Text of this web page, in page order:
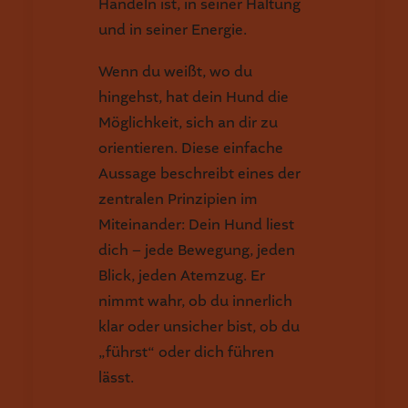
Handeln ist, in seiner Haltung
und in seiner Energie.
Wenn du weißt, wo du
hingehst, hat dein Hund die
Möglichkeit, sich an dir zu
orientieren. Diese einfache
Aussage beschreibt eines der
zentralen Prinzipien im
Miteinander: Dein Hund liest
dich – jede Bewegung, jeden
Blick, jeden Atemzug. Er
nimmt wahr, ob du innerlich
klar oder unsicher bist, ob du
„führst“ oder dich führen
lässt.